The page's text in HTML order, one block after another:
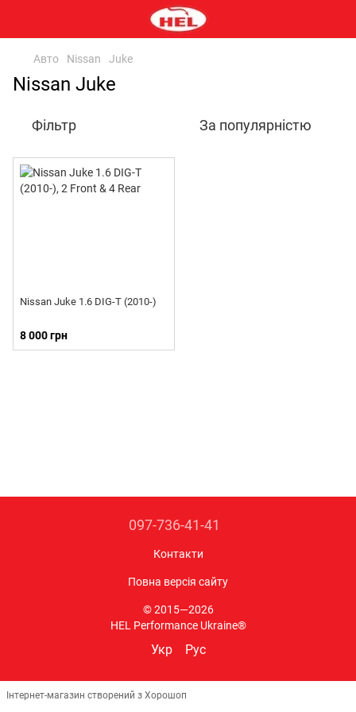
Авто Nissan Juke
Nissan Juke
Фільтр За популярністю
Nissan Juke 1.6 DIG-T (2010-)
8 000 грн
097-736-41-41
Контакти
Повна версія сайту
© 2015—2026
HEL Performance Ukraine®
Укр Рус
Інтернет-магазин створений з Хорошоп